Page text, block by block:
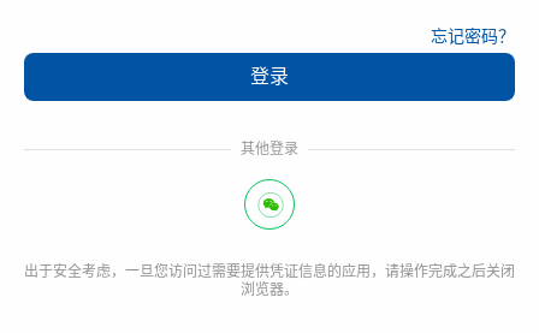
忘记密码？
其他登录
出于安全考虑，一旦您访问过需要提供凭证信息的应用，请操作完成之后关闭
浏览器。